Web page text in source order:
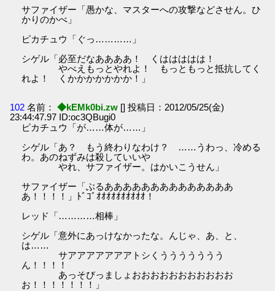
サファイザー「愚かな、マスターへの攻撃などさせん。ひ
かりのかべ」
ピカチュウ「ぐっ…………」
シゲル「必至だなああああ！ くははははは！
やべえもっとやれよ！ もっともっと抵抗してく
れよ！ くかかかかかかか！」
102 名前： ◆kEMk0bi.zw [] 投稿日：2012/05/25(金)
23:44:47.97 ID:oc3QBugi0
ピカチュウ「が……体が……」
シゲル「あ？ もう終わりなわけ？ ……うわっ、冷める
わ。あのねずみは殺していいや
やれ、サファイザー。はかいこうせん」
サファイザー「ぶるああああああああああああああ
あ！！！！」ﾄﾞｺﾞｵｵｵｵｵｵｵｵｵｵ！
レッド「…………相棒」
シゲル「意外にあっけなかったな。んじゃ、あ、と、
は……
サアアアアアアアトシくううううううう
ん！！！！
あっそびっましょおおおおおおおおおおお
お！！！！！！！」